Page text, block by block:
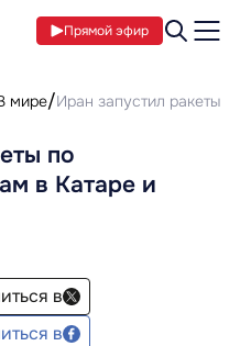
Прямой эфир
мире Иран запустил ракеты
по
в Катаре и
в
в